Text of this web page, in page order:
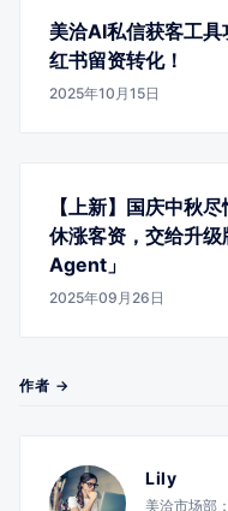
美洽AI私信获客工
红书留资转化！
2025年10月15日
【上新】国庆中秋
休涨客资，交给升
Agent」
2025年09月26日
作者 →
Lily
美洽市场部